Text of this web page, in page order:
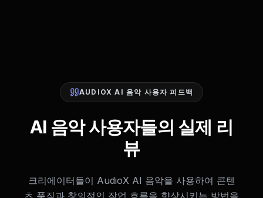
AUDIOX AI 음악 사용자 피드백
AI 음악 사용자들의 실제 리
뷰
크리에이터들이 AudioX AI 음악을 사용하여 콘텐
츠 품질과 창의적인 작업 흐름을 향상시키는 방법을